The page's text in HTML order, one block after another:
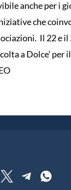
anche per i
che
Il 22 e il
a Dolce’ per